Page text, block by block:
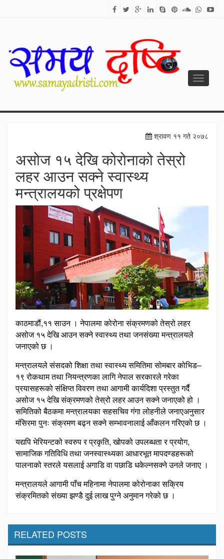
Best News Site from Nepal
Toggle
श्रावण ११ गते २०७८
असोज १५ देखि कोरोनाको तेस्रो
लहर आउन सक्ने स्वास्थ्य
मन्त्रालयको प्रक्षेपण
काठमाडौं,११ साउन । नेपालमा कोरोना संक्रमणको तेस्रो लहर
असोज १५ देखि आउन सक्ने स्वास्थ्य तथा जनसंख्या मन्त्रालयले
जनाएको छ ।
मन्त्रालयले संसदको शिक्षा तथा स्वास्थ्य समितिमा सोमबार कोभिड–
१९ रोकथाम तथा नियन्त्रणका लागि नेपाल सरकारले गरेका
प्रयासहरूको संक्षिप्त विवरण तथा आगामी कार्यदिशा प्रस्तुत गर्दै
असोज १५ देखि संक्रमणको तेस्रो लहर आउन सक्ने जनाएको हो ।
समितिको बैठकमा मन्त्रालयका सहसचिव गंगा लोहनीले जनाएअनुसार
मंसिरमा पुनः संक्रमण बढ्न सक्ने सम्भावनालाई आँकलन गरिएको छ ।
यद्यपि भेरियन्टको स्वरुप र प्रकृति, खोपको उपलब्धता र प्रयोग,
सामाजिक गतिविधि तथा जनस्वास्थ्यका आधारभूत मापदण्डहरूको
पालनाको स्तरले यसलाई अगाडि वा पछाडि धकेल्नसक्ने उनले जनाए ।
मन्त्रालयले आगामी पाँच महिनामा नेपालमा कोरोनाका सक्रिय
संक्रमितको संख्या झण्डै दुई लाख पुग्ने अनुमान गरेको छ ।
RELATED POSTS